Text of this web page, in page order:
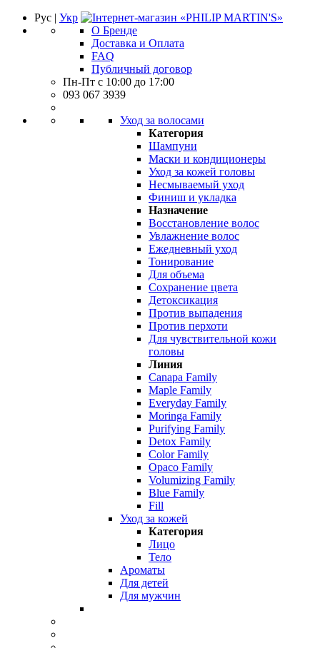
Рус | Укр
О Бренде
Доставка и Оплата
FAQ
Публичный договор
Пн-Пт с 10:00 до 17:00
093 067 3939
Уход за волосами
Категория
Шампуни
Маски и кондиционеры
Уход за кожей головы
Несмываемый уход
Финиш и укладка
Назначение
Восстановление волос
Увлажнение волос
Ежедневный уход
Тонирование
Для объема
Сохранение цвета
Детоксикация
Против выпадения
Против перхоти
Для чувствительной кожи
головы
Линия
Canapa Family
Maple Family
Everyday Family
Moringa Family
Purifying Family
Detox Family
Color Family
Opaco Family
Volumizing Family
Blue Family
Fill
Уход за кожей
Категория
Лицо
Тело
Ароматы
Для детей
Для мужчин